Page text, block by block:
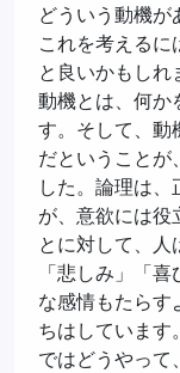
どういう動機が
これを考える
と良いかもしれ
動機とは、何か
す。そして、動
だということが
した。論理は
が、意欲には役
とに対して、人
「悲しみ」「
な感情もたらす
ちはしています
ではどうやって